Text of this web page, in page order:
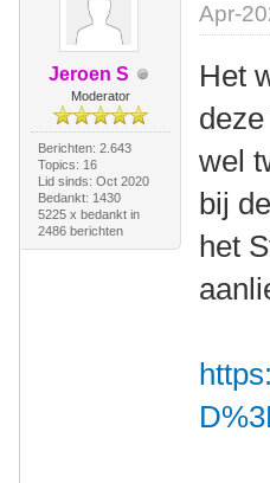
Jeroen S
Moderator
Berichten: 2.643
Topics: 16
Lid sinds: Oct 2020
Bedankt: 1430
5225 x bedankt in
2486 berichten
Apr-
Het
wel
bij
het